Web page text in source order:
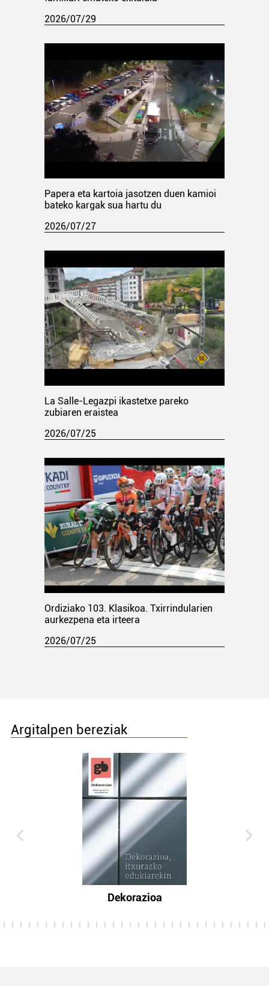
2026/07/29
Papera eta kartoia jasotzen duen kamioi
bateko kargak sua hartu du
2026/07/27
La Salle-Legazpi ikastetxe pareko
zubiaren eraistea
2026/07/25
Ordiziako 103. Klasikoa. Txirrindularien
aurkezpena eta irteera
2026/07/25
Argitalpen bereziak
Dekorazioa